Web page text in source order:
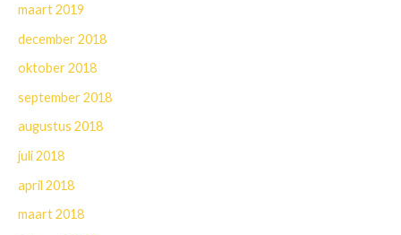
maart 2019
december 2018
oktober 2018
september 2018
augustus 2018
juli 2018
april 2018
maart 2018